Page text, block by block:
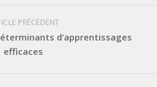
PRÉCÉDENT
d’apprentissages
efficaces